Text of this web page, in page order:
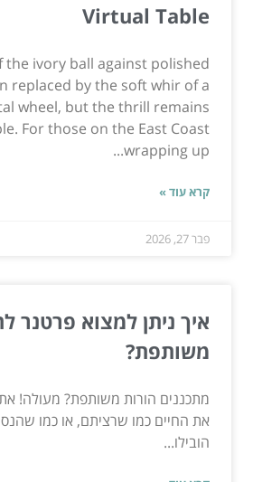
Virtual Table
the ivory ball against polished
replaced by the soft whir of a
wheel, but the thrill remains
For those on the East Coast
wrapping up...
קרא עוד »
פבר 27, 2026
איך ניתן למצוא פרטנר
משותפת?
מתכננים הורות משותפת? מעולה!
את החיים כמו שרציתם, או כמו
הובילו...